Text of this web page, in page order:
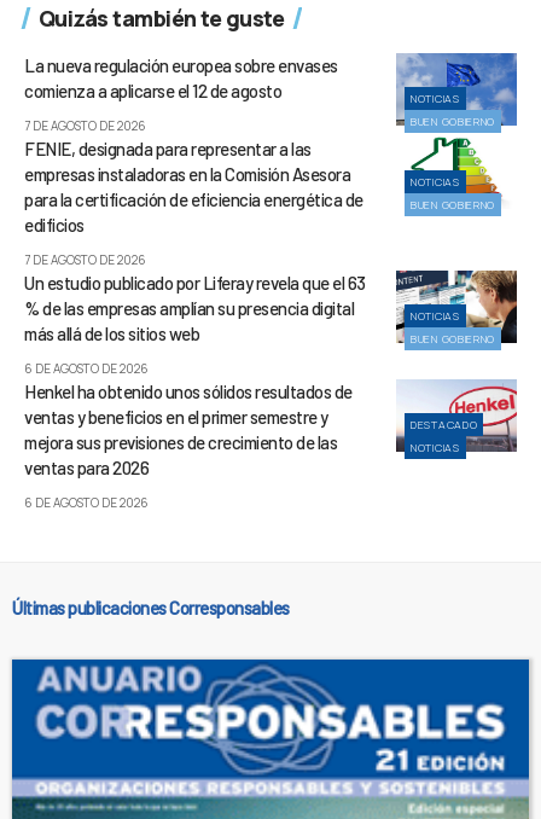
Quizás también te guste
NOTICIAS
BUEN GOBIERNO
La nueva regulación europea sobre envases
comienza a aplicarse el 12 de agosto
7 DE AGOSTO DE 2026
NOTICIAS
BUEN GOBIERNO
FENIE, designada para representar a las
empresas instaladoras en la Comisión Asesora
para la certificación de eficiencia energética de
edificios
7 DE AGOSTO DE 2026
NOTICIAS
BUEN GOBIERNO
Un estudio publicado por Liferay revela que el 63
% de las empresas amplían su presencia digital
más allá de los sitios web
6 DE AGOSTO DE 2026
DESTACADO
NOTICIAS
Henkel ha obtenido unos sólidos resultados de
ventas y beneficios en el primer semestre y
mejora sus previsiones de crecimiento de las
ventas para 2026
6 DE AGOSTO DE 2026
Últimas publicaciones Corresponsables